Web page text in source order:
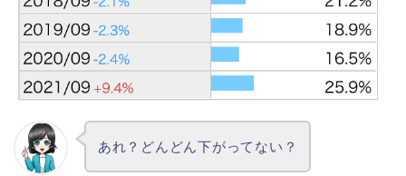
あれ？どんどん下がってない？
カテゴリ別おすすめ株◯
株式投資・金融知識